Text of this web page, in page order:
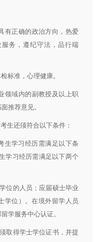
有正确的政治方向，热爱
务，遵纪守法，品行端
标准，心理健康。
领域内的副教授及以上职
推荐意见。
生还须符合以下条件：
生学习经历需满足以下条
学习经历需满足以下两个
位的人员；应届硕士毕业
学位）。在境外留学人员
学服务中心认证。
取得学士学位证书，并提